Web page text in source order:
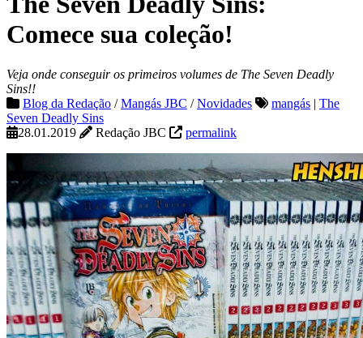
Comece sua coleção!
Veja onde conseguir os primeiros volumes de The Seven Deadly
Sins!!
Blog da Redação /Mangás JBC /Novidades mangás | The
Seven Deadly Sins
28.01.2019
Redação JBC permalink